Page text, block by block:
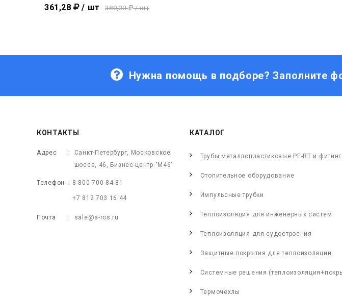
361,28 / шт 380,30 / шт
Нужна помощь в подборе? Заполните
КОНТАКТЫ
Адрес
Санкт-Петербург, Московское
шоссе, 46, Бизнес-центр "М46"
Телефон 8 800 700 84 81
+7 812 703 16 44
Почта sale@a-ros.ru
КАТАЛОГ
Трубы металлопластиковые PE-RT и
Отопительное оборудование
Импульсные трубки
Теплоизоляция для инженерных систем
Теплоизоляция для судостроения
Защитные покрытия для теплоизоляции
Системные решения
Термочехлы